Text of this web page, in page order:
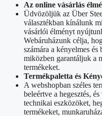
Az online vásárlás
Üdvözöljük az Über
választékban kínálunk
vásárlói élményt
Webáruházunk célja,
számára a kényelmes
miközben garantáljuk a
termékeket.
Termékpaletta és
A webshopban széles
beleértve a hegesztés,
technikai eszközöket,
termékeket,